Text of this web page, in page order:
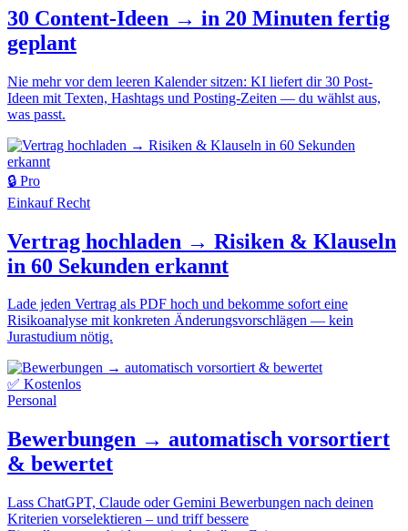
30 Content-Ideen → in 20 Minuten fertig
geplant
Nie mehr vor dem leeren Kalender sitzen: KI liefert dir 30 Post-
Ideen mit Texten, Hashtags und Posting-Zeiten — du wählst aus,
was passt.
🔒 Pro
EinkaufRecht
Vertrag hochladen → Risiken & Klauseln
in 60 Sekunden erkannt
Lade jeden Vertrag als PDF hoch und bekomme sofort eine
Risikoanalyse mit konkreten Änderungsvorschlägen — kein
Jurastudium nötig.
✅ Kostenlos
Personal
Bewerbungen → automatisch vorsortiert
& bewertet
Lass ChatGPT, Claude oder Gemini Bewerbungen nach deinen
Kriterien vorselektieren – und triff bessere